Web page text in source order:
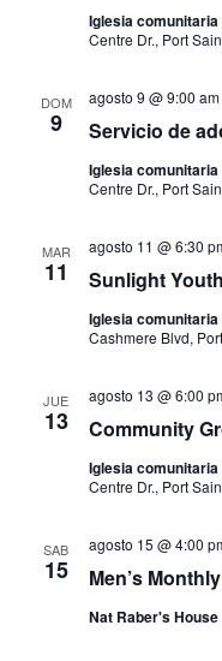
Iglesia comunitaria
Centre Dr., Port
DOM
9 Servicio de
agosto 9 @ 9:00 am
Iglesia comunitaria
Centre Dr., Port
MAR
11 Sunlight
agosto 11 @ 6:30
Iglesia comunitaria
Cashmere Blvd,
JUE
13 Community
agosto 13 @ 6:00
Iglesia comunitaria
Centre Dr., Port
SAB
15 Men’s
agosto 15 @ 4:00
Nat Raber's House